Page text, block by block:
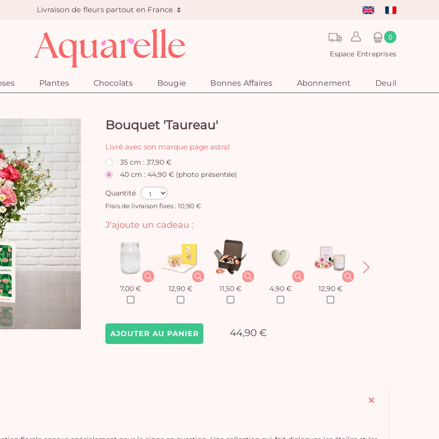
Livraison de fleurs partout en France 🌷
0
Espace Entreprises
Plantes Chocolats Bougie Bonnes Affaires Abonnement Deuil
Bouquet 'Taureau'
Livré avec son marque page astral
35 cm : 37,90 €
40 cm : 44,90 € (photo présentée)
Quantité
Frais de livraison fixes : 10,90 €
AJOUTER AU PANIER 44,90 €
J'ajoute un cadeau :
7,00 € 12,90 € 11,50 € 4,90 € 12,90 €